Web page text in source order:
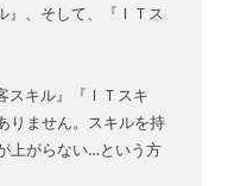
』、そして、『ＩＴス
スキル』『ＩＴスキ
りません。スキルを持
上がらない…という方